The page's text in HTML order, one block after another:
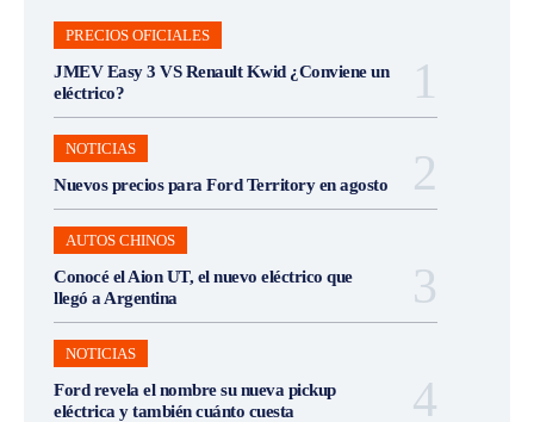
PRECIOS OFICIALES
JMEV Easy 3 VS Renault Kwid ¿Conviene un
eléctrico?
NOTICIAS
Nuevos precios para Ford Territory en agosto
AUTOS CHINOS
Conocé el Aion UT, el nuevo eléctrico que
llegó a Argentina
NOTICIAS
Ford revela el nombre su nueva pickup
eléctrica y también cuánto cuesta